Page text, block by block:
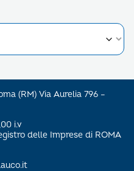
(RM) Via Aurelia 796 –
i.v
delle Imprese di ROMA